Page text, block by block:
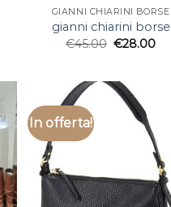
GIANNI CHIARINI BORSE
gianni chiarini borse
€45.00 €28.00
In offerta!